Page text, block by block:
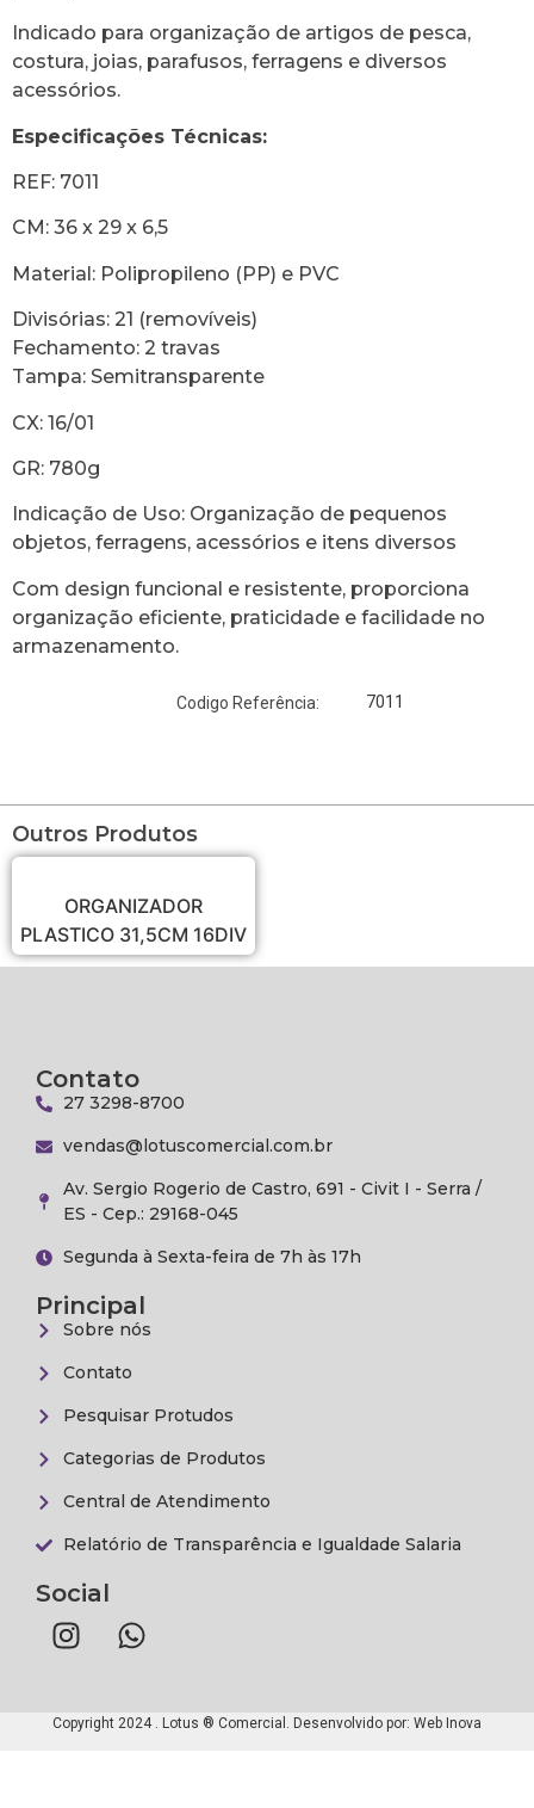
Indicado para organização de artigos de pesca,
costura, joias, parafusos, ferragens e diversos
acessórios.
Especificações Técnicas:
REF: 7011
CM: 36 x 29 x 6,5
Material: Polipropileno (PP) e PVC
Divisórias: 21 (removíveis)
Fechamento: 2 travas
Tampa: Semitransparente
CX: 16/01
GR: 780g
Indicação de Uso: Organização de pequenos
objetos, ferragens, acessórios e itens diversos
Com design funcional e resistente, proporciona
organização eficiente, praticidade e facilidade no
armazenamento.
Codigo Referência: 7011
Outros Produtos
ORGANIZADOR
PLASTICO 31,5CM 16DIV
Contato
27 3298-8700
vendas@lotuscomercial.com.br
Av. Sergio Rogerio de Castro, 691 - Civit I - Serra /
ES - Cep.: 29168-045
Segunda à Sexta-feira de 7h às 17h
Principal
Sobre nós
Contato
Pesquisar Protudos
Categorias de Produtos
Central de Atendimento
Relatório de Transparência e Igualdade Salaria
Social
Copyright 2024 . Lotus ® Comercial. Desenvolvido por: Web Inova